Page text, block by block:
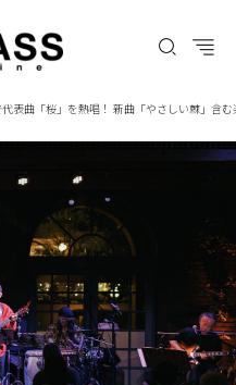
表曲「桜」を熱唱！ 新曲「やさしい棘」含